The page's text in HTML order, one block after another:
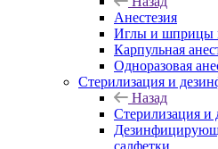
Анестезия
Иглы и шприцы
Карпульная
Одноразовая
Стерилизация и
Назад
Стерилизация и
салфетки